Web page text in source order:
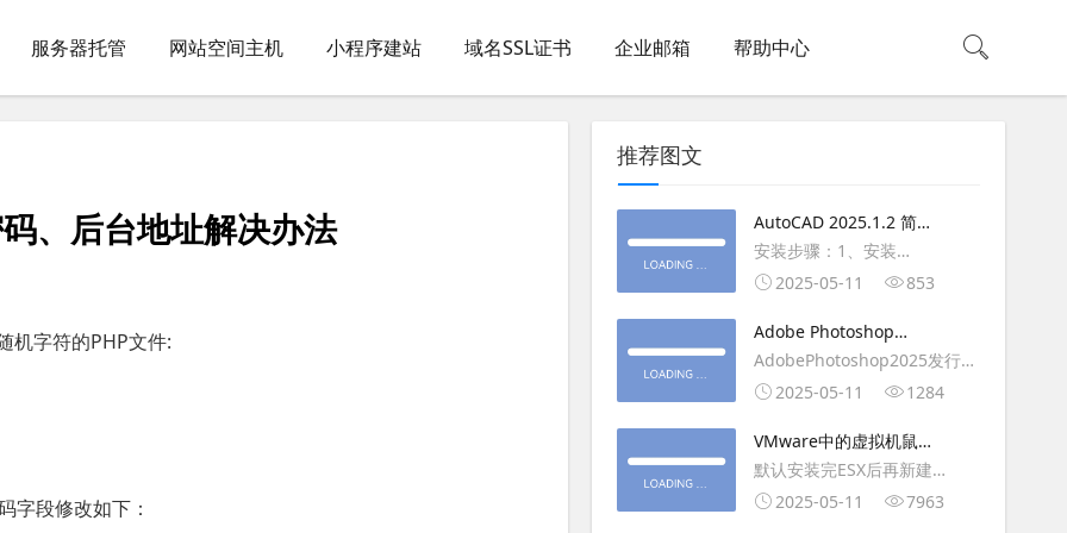
服务器托管 网站空间主机 小程序建站 域名SSL证书 企业邮箱 帮助中心
、后台地址解决办法
机字符的PHP文件:
字段修改如下：
推荐图文
AutoCAD 2025.1.2 简体
中文版（64位）破解版下
载
安装步骤：1、安装
AutoCAD_2025.1.2_Update3、
复制Crack里面的文件到
AutoCAD安装目录里，覆盖同
名文件4、完最低
2025-05-11 853
Adobe Photoshop
2025（v26.6.1）多语言
破解版下载
AdobePhotoshop2025发行
年：2025版本：26.6.1.7开发
平台：WindowsX64界面语
言：英语/匈牙利/匈牙利/越南/
荷兰/印尼/西班牙/西班牙语/意
2025-05-11 1284
VMware中的虚拟机鼠标
移动缓慢,VMware虚拟机
卡顿慢,鼠标移动卡顿问题
默认安装完ESX后再新建
WINDOWS虚拟主机，如
2025-05-11 7963